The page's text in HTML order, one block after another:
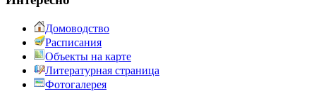
Домоводство
Расписания
Объекты на карте
Литературная страница
Фотогалерея